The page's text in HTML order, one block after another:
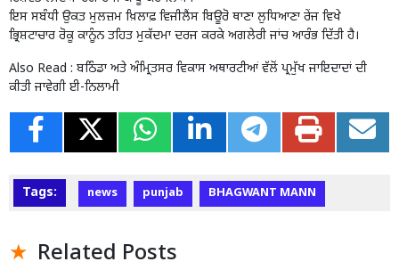
ਇਸ ਸਬੰਧੀ ਉਕਤ ਮੁਲਜ਼ਮ ਖ਼ਿਲਾਫ਼ ਵਿਜੀਲੈਂਸ ਬਿਊਰੋ ਥਾਣਾ ਲੁਧਿਆਣਾ ਰੇਂਜ ਵਿਖੇ
ਭ੍ਰਿਸ਼ਟਾਚਾਰ ਰੋਕੂ ਕਾਨੂੰਨ ਤਹਿਤ ਮੁਕੱਦਮਾ ਦਰਜ ਕਰਕੇ ਅਗਲੇਰੀ ਜਾਂਚ ਆਰੰਭ ਦਿੱਤੀ ਹੈ।
Also Read : ਬਠਿੰਡਾ ਅਤੇ ਅੰਮ੍ਰਿਤਸਰ ਵਿਕਾਸ ਅਥਾਰਟੀਆਂ ਵੱਲੋਂ ਪ੍ਰਮੁੱਖ ਜਾਇਦਾਦਾਂ ਦੀ
ਕੀਤੀ ਜਾਵੇਗੀ ਈ-ਨਿਲਾਮੀ
Tags: news punjab BHAGWANT MANN
Related Posts